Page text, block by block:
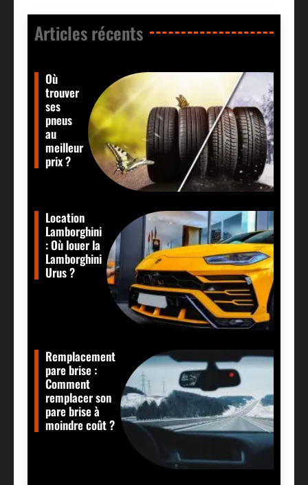
Articles récents​
Où
trouver
ses
pneus
au
meilleur
prix ?
Location
Lamborghini
: Où louer la
Lamborghini
Urus ?
Remplacement
pare brise :
Comment
remplacer son
pare brise à
moindre coût ?